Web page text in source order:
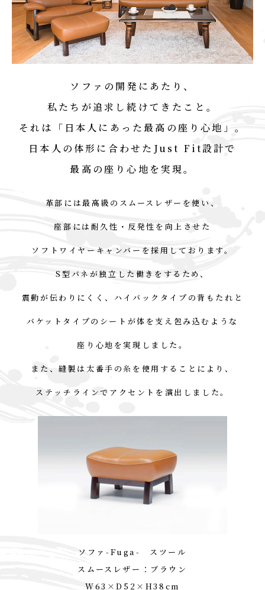
ソファの開発にあたり、
私たちが追求し続けてきたこと。
それは「日本人にあった最高の座り心地」。
日本人の体形に合わせた Just Fit設計で
最高の座り心地を実現。
革部には最高級のスムースレザーを使い、
座部には耐久性・反発性を向上させた
ソフトワイヤーキャンバーを採用しております。
S型バネが独立した働きをするため、
震動が伝わりにくく、 ハイバックタイプの背もたれと
バケットタイプのシートが体を支え包み込むような
座り心地を実現しました。
また、縫製は太番手の糸を 使用することにより、
ステッチラインでアクセントを 演出しました。
ソファ-Fuga- スツール
スムースレザー：ブラウン
W63×D52×H38cm